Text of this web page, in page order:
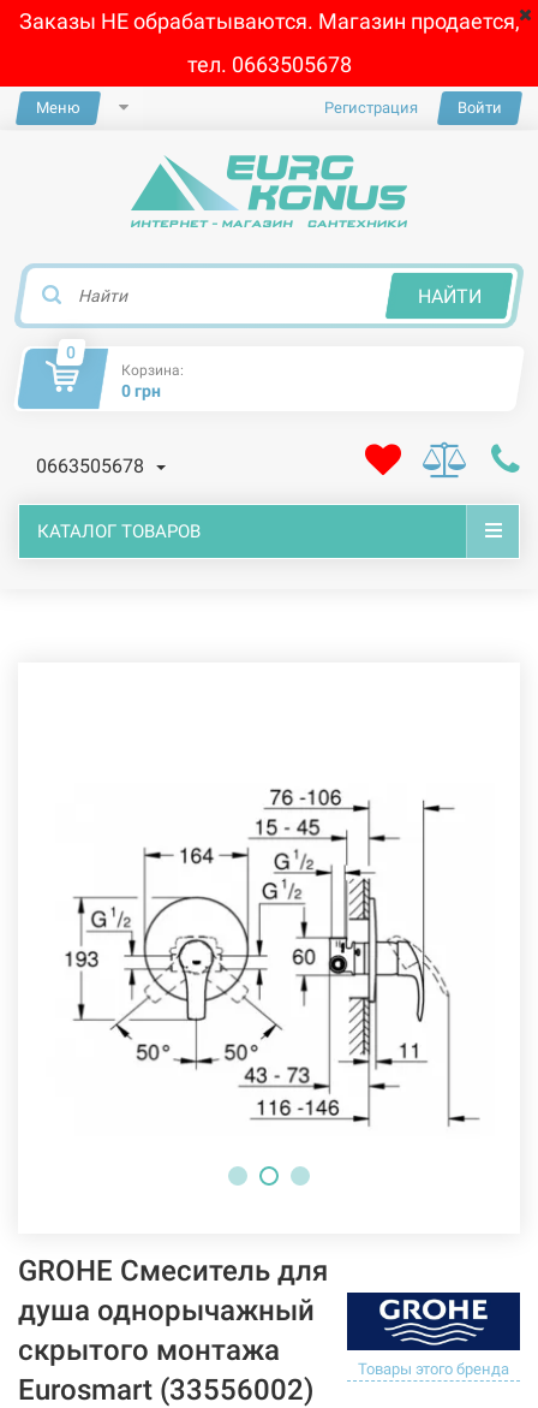
Заказы НЕ обрабатываются. Магазин продается,
тел. 0663505678
Меню Регистрация Войти
НАЙТИ
0
Корзина:
0 грн
0663505678
КАТАЛОГ ТОВАРОВ
GROHE Смеситель для
душа однорычажный
скрытого монтажа
Eurosmart (33556002)
Товары этого бренда